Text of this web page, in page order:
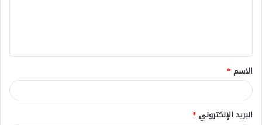
ق
*
الاسم *
البريد الإلكتروني *